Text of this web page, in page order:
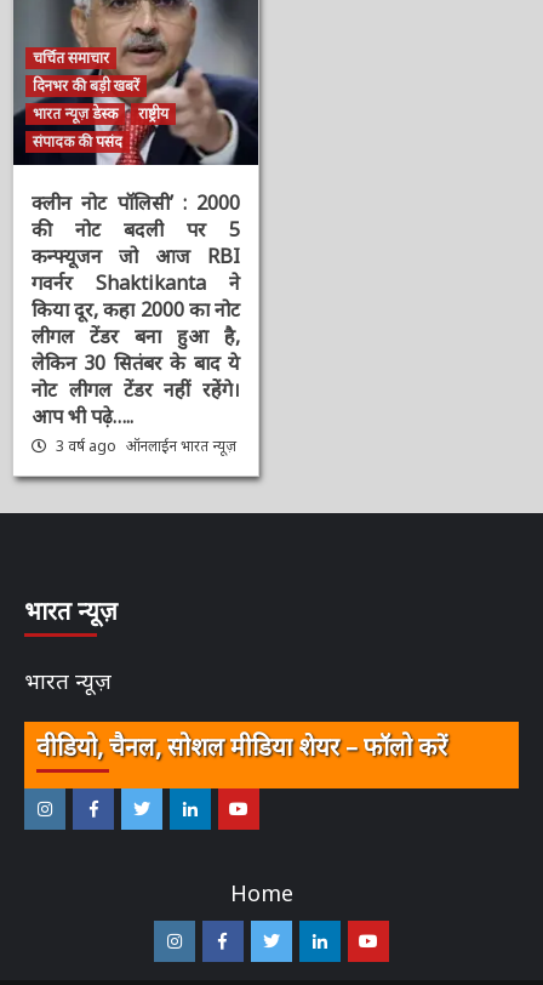
चर्चित समाचार
दिनभर की बड़ी खबरें
भारत न्यूज़ डेस्क
राष्ट्रीय
क्लीन नोट पॉलिसी’ : 2000
की नोट बदली पर 5
कन्फ्यूजन जो आज RBI
गवर्नर Shaktikanta ने
किया दूर, कहा 2000 का
नोट लीगल टेंडर बना हुआ है,
लेकिन 30 सितंबर के बाद ये
नोट लीगल टेंडर नहीं रहेंगे।
आप भी पढ़े…..
3 वर्ष ago ऑनलाईन भारत
भारत न्यूज़
भारत न्यूज़
वीडियो, चैनल, सोशल मीडिया शेयर – फॉलो करें
ऑनलाईन
ऑनलाईन
भारत
न्यूज़
यू-
ट्यूब
–
Home